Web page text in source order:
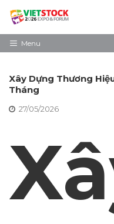
Skip
contentMenu
Về triển lãm
Trưng Bày
Tin tức
Liên Hệ
Xây Dựng Thương
Tháng
27/05/2026